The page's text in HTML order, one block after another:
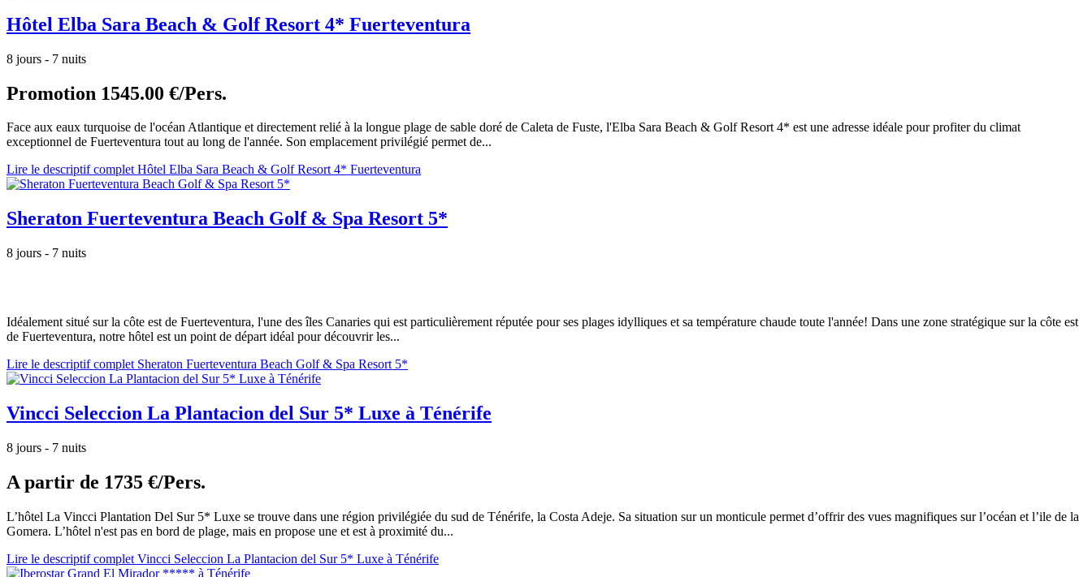
Hôtel Elba Sara Beach & Golf Resort 4* Fuerteventura
8 jours - 7 nuits
Promotion 1545.00 €/Pers.
Face aux eaux turquoise de l'océan Atlantique et directement relié à la longue plage de sable doré de Caleta de Fuste, l'Elba Sara Beach & Golf Resort 4* est une adresse idéale pour profiter du climat
exceptionnel de Fuerteventura tout au long de l'année. Son emplacement privilégié permet de...
Lire le descriptif complet Hôtel Elba Sara Beach & Golf Resort 4* Fuerteventura
Sheraton Fuerteventura Beach Golf & Spa Resort 5*
8 jours - 7 nuits
Idéalement situé sur la côte est de Fuerteventura, l'une des îles Canaries qui est particulièrement réputée pour ses plages idylliques et sa température chaude toute l'année! Dans une zone stratégique sur la côte est
de Fuerteventura, notre hôtel est un point de départ idéal pour découvrir les...
Lire le descriptif complet Sheraton Fuerteventura Beach Golf & Spa Resort 5*
Vincci Seleccion La Plantacion del Sur 5* Luxe à Ténérife
8 jours - 7 nuits
A partir de 1735 €/Pers.
L’hôtel La Vincci Plantation Del Sur 5* Luxe se trouve dans une région privilégiée du sud de Ténérife, la Costa Adeje. Sa situation sur un monticule permet d’offrir des vues magnifiques sur l’océan et l’ile de la
Gomera. L’hôtel n'est pas en bord de plage, mais en propose une et est à proximité du...
Lire le descriptif complet Vincci Seleccion La Plantacion del Sur 5* Luxe à Ténérife